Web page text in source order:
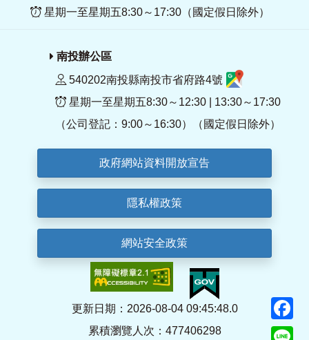
星期一至星期五8:30～17:30（國定假日除外）
南投辦公區
540202南投縣南投市省府路4號
星期一至星期五8:30～12:30 | 13:30～17:30
（公司登記：9:00～16:30）（國定假日除外）
政府網站資料開放宣告
隱私權政策
網站安全政策
更新日期：2026-08-04 09:45:48.0
累積瀏覽人次：477406298